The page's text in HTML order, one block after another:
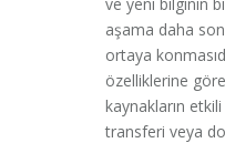
aşama daha
ortaya
özelliklerine
kaynakların
transferi veya